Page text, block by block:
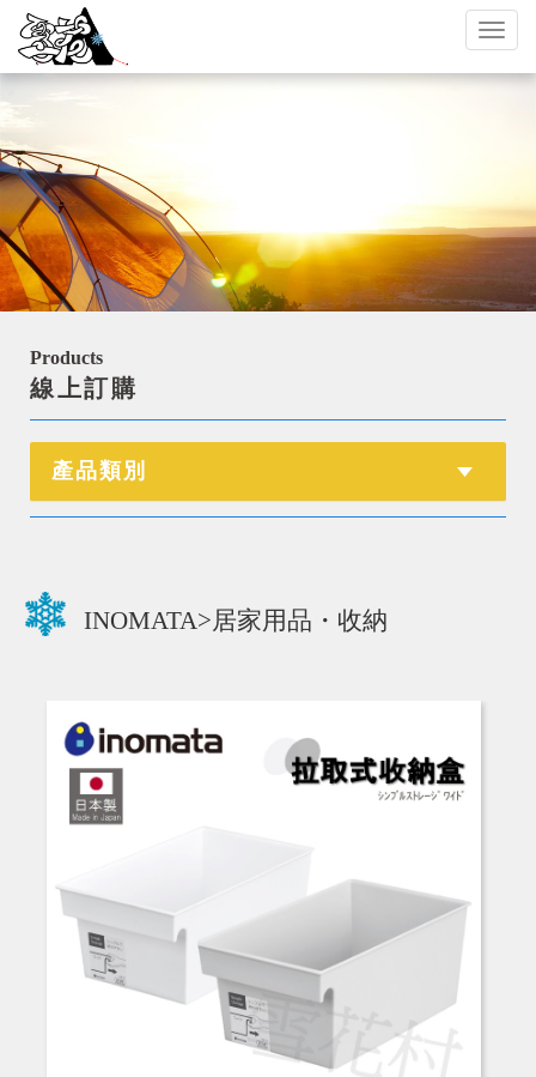
Toggle
Products
線上訂購
產品類別
INOMATA>居家用品・收納